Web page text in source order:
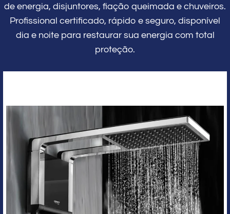
de energia, disjuntores, fiação queimada e chuveiros.
Profissional certificado, rápido e seguro, disponível
dia e noite para restaurar sua energia com total
proteção.